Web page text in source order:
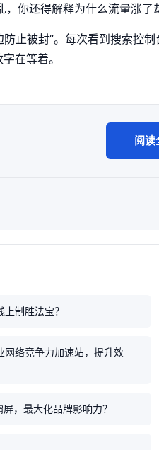
你还得解释为什么流量涨了
防止被封”。每次看到搜索
在等着。
阅读
制胜法宝？
网络竞争力加速站，提升效
，最大化品牌影响力？